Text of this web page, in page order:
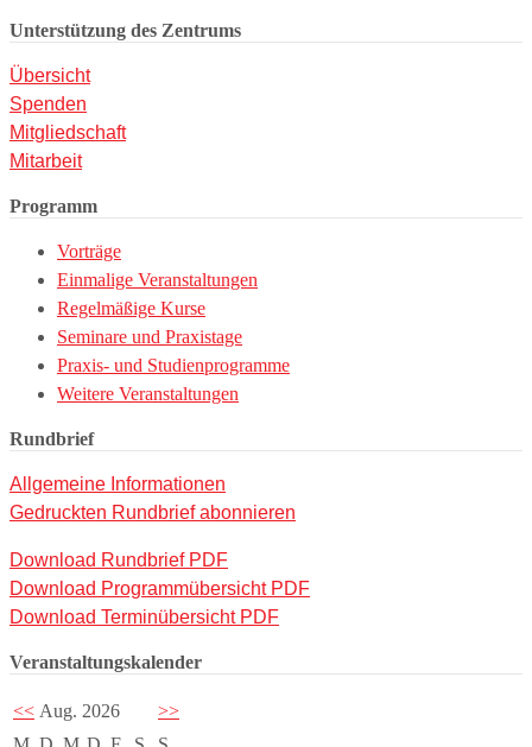
Unterstützung des Zentrums
Übersicht
Spenden
Mitgliedschaft
Mitarbeit
Programm
Vorträge
Einmalige Veranstaltungen
Regelmäßige Kurse
Seminare und Praxistage
Praxis- und Studienprogramme
Weitere Veranstaltungen
Rundbrief
Allgemeine Informationen
Gedruckten Rundbrief abonnieren
Download Rundbrief PDF
Download Programmübersicht PDF
Download Terminübersicht PDF
Veranstaltungskalender
<< Aug. 2026
>>